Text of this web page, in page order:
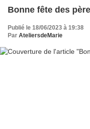
Bonne fête des
Publié le 18/06/2023 à 19:38
Par AteliersdeMarie